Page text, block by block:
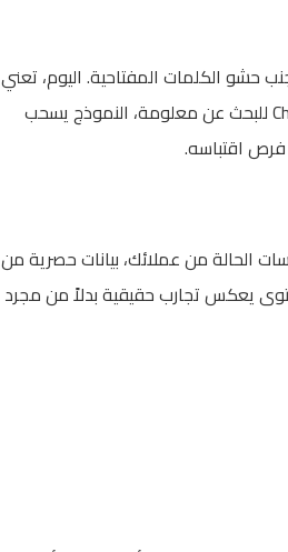
حشو الكلمات المفتاحية. اليوم، تعني
أن تكتب محتوى يستحق أن يُقتبس من قبل أدوات الذكاء الاصطناعي. عندما يستخدم شخص ChatGPT للبحث عن معلومة، النموذج يسحب
فرص اقتباسه.
الحالة من عملائك، بيانات حصرية من
يعكس تجارب حقيقية بدلاً من مجرد